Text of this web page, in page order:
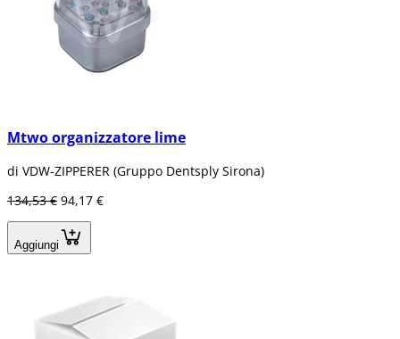
Mtwo organizzatore lime
di VDW-ZIPPERER (Gruppo Dentsply Sirona)
134,53 € 94,17 €
Aggiungi